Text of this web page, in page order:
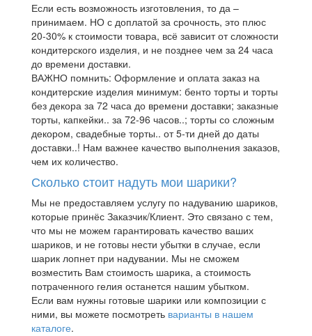
Если есть возможность изготовления, то да –
принимаем. НО с доплатой за срочность, это плюс
20-30% к стоимости товара, всё зависит от сложности
кондитерского изделия, и не позднее чем за 24 часа
до времени доставки.
ВАЖНО помнить: Оформление и оплата заказ на
кондитерские изделия минимум: бенто торты и торты
без декора за 72 часа до времени доставки; заказные
торты, капкейки.. за 72-96 часов..; торты со сложным
декором, свадебные торты.. от 5-ти дней до даты
доставки..! Нам важнее качество выполнения заказов,
чем их количество.
Сколько стоит надуть мои шарики?
Мы не предоставляем услугу по надуванию шариков,
которые принёс Заказчик/Клиент. Это связано с тем,
что мы не можем гарантировать качество ваших
шариков, и не готовы нести убытки в случае, если
шарик лопнет при надувании. Мы не сможем
возместить Вам стоимость шарика, а стоимость
потраченного гелия останется нашим убытком.
Если вам нужны готовые шарики или композиции с
ними, вы можете посмотреть варианты в нашем
каталоге.